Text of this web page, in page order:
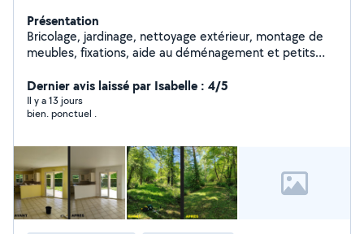
Présentation
Bricolage, jardinage, nettoyage extérieur, montage de
meubles, fixations, aide au déménagement et petits
Dernier avis laissé par Isabelle : 4/5
Il y a 13 jours
bien. ponctuel .